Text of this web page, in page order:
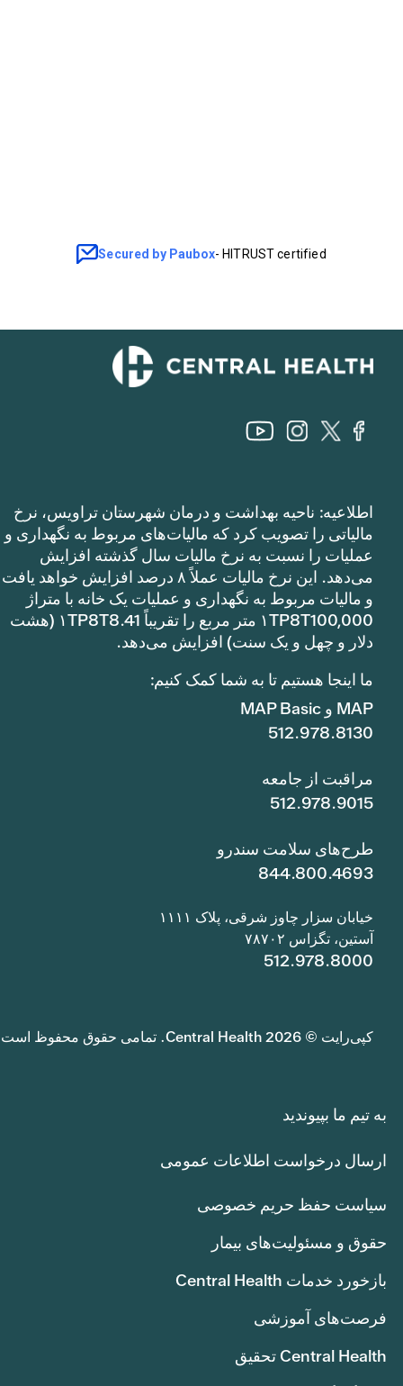
اطلاعیه: ناحیه بهداشت و درمان شهرستان تراویس، نرخ
مالیاتی را تصویب کرد که مالیات‌های مربوط به نگهداری و
عملیات را نسبت به نرخ مالیات سال گذشته افزایش
می‌دهد. این نرخ مالیات عملاً ۸ درصد افزایش خواهد یافت
و مالیات مربوط به نگهداری و عملیات یک خانه با متراژ
۱TP8T100,000 متر مربع را تقریباً ۱TP8T8.41 (هشت
دلار و چهل و یک سنت) افزایش می‌دهد.
ما اینجا هستیم تا به شما کمک کنیم:
MAP و MAP Basic
512.978.8130
مراقبت از جامعه
512.978.9015
طرح‌های سلامت سندرو
844.800.4693
خیابان سزار چاوز شرقی، پلاک ۱۱۱۱
آستین، تگزاس ۷۸۷۰۲
512.978.8000
کپی‌رایت © 2026 Central Health. تمامی حقوق محفوظ است.
به تیم ما بپیوندید
ارسال درخواست اطلاعات عمومی
سیاست حفظ حریم خصوصی
حقوق و مسئولیت‌های بیمار
بازخورد خدمات Central Health
فرصت‌های آموزشی
Central Health تحقیق